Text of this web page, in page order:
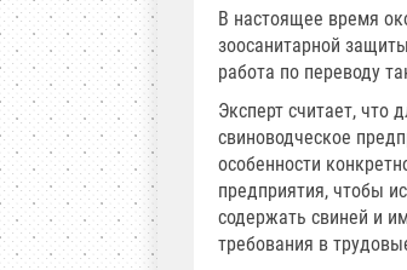
В настоящее время
зоосанитарной
работа по переводу
Эксперт считает,
свиноводческое
особенности
предприятия, чтобы
содержать свиней и
требования в